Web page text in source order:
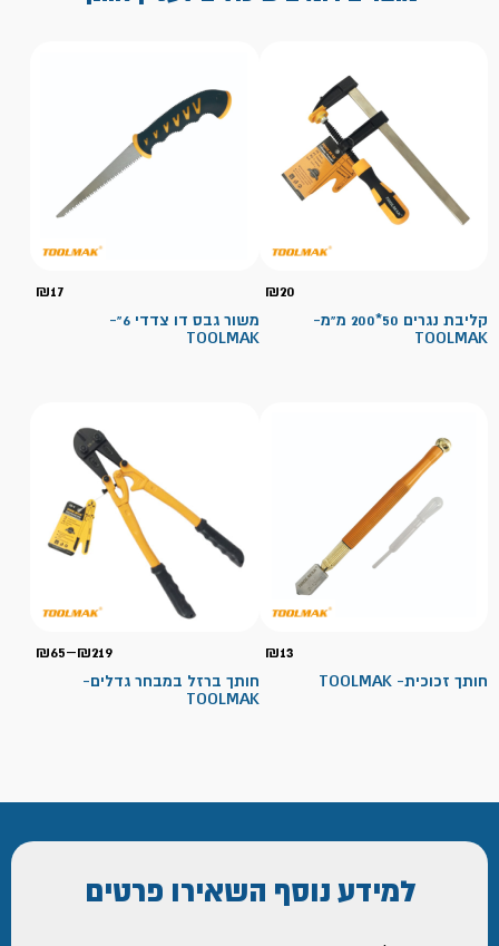
₪20
קליבת נגרים 50*200 מ"מ-
TOOLMAK
₪17
משור גבס דו צדדי 6"-
TOOLMAK
₪13
חותך זכוכית- TOOLMAK
₪65–₪219
חותך ברזל במבחר גדלים-
TOOLMAK
למידע נוסף השאירו פרטים